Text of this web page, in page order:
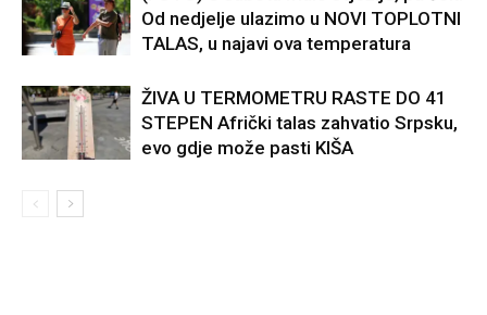
Od nedjelje ulazimo u NOVI TOPLOTNI
TALAS, u najavi ova temperatura
ŽIVA U TERMOMETRU RASTE DO 41
STEPEN Afrički talas zahvatio Srpsku,
evo gdje može pasti KIŠA